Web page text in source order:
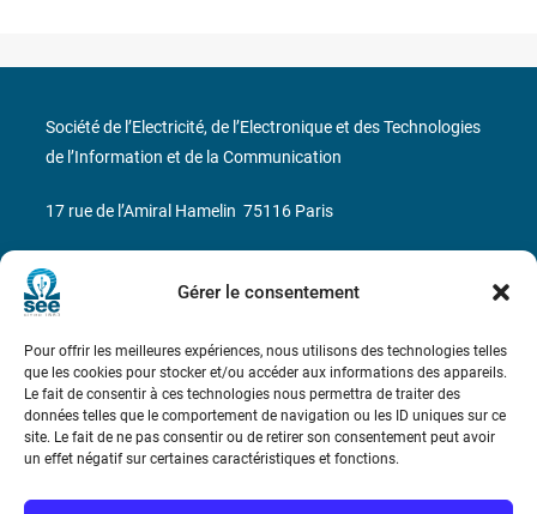
Gérer le consentement
Pour offrir les meilleures expériences, nous utilisons des technologies telles
que les cookies pour stocker et/ou accéder aux informations des appareils.
Le fait de consentir à ces technologies nous permettra de traiter des
données telles que le comportement de navigation ou les ID uniques sur ce
site. Le fait de ne pas consentir ou de retirer son consentement peut avoir
un effet négatif sur certaines caractéristiques et fonctions.
Bicentenaire des découvertes d’André-
Société de l’Electricité, de l’Electronique et des Technologies
de l’Information et de la Communication
17 rue de l’Amiral Hamelin 75116 Paris
Métro : « Boissière » Ligne 6 et « Iéna » Ligne 9
Téléphone : (+33) 1 56 90 37 17
N° de SIREN : 785 393 232, Code APE : 9412Z TVA intra-
communautaire : FR44 785 393 232